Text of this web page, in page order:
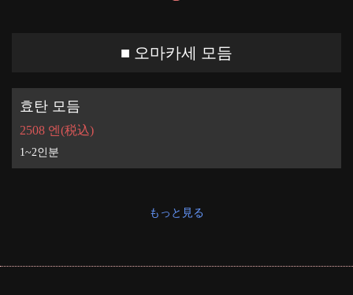
■ 오마카세 모듬
효탄 모듬
2508 엔 (税込)
1~2인분
もっと見る
だん 三田店
東京都港区芝５－３１－５ ＧＡＴＯ三田３・４Ｆ